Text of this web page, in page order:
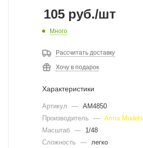
105 руб./шт
Много
Рассчитать доставку
Хочу в подарок
Характеристики
Артикул — AM4850
Производитель
— Arma Models
Масштаб —
1/48
Сложность
— легко